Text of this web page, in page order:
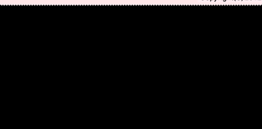
Copyright(C)2010-